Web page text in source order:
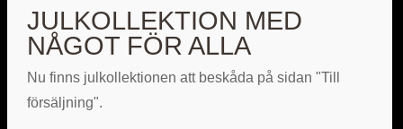
JULKOLLEKTION MED
NÅGOT FÖR ALLA
Nu finns julkollektionen att beskåda på sidan "Till
försäljning".